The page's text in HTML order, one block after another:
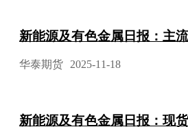
新能源及有色金属日报：主
华泰期货 2025-11-18
新能源及有色金属日报：现